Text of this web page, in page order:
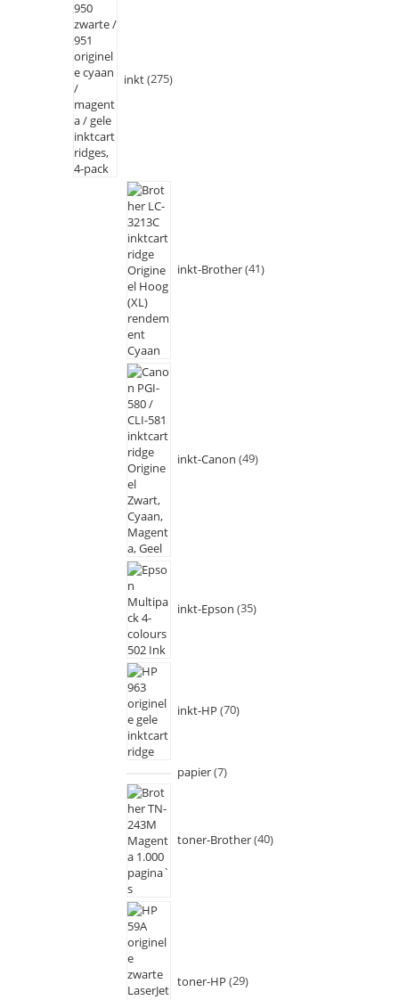
inkt 275
inkt-Brother 41
inkt-Canon 49
inkt-Epson 35
inkt-HP 70
papier 7
toner-Brother 40
toner-HP 29